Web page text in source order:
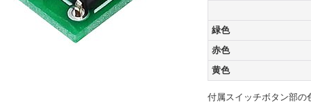
緑色
赤色
黄色
付属スイッチボタン部の